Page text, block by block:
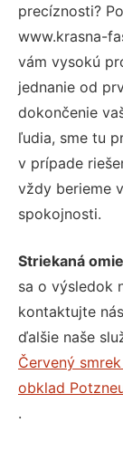
precíznosti?
www.krasna-
vám vysokú
jednanie od
dokončenie
ľudia, sme tu
v prípade
vždy berieme
spokojnosti.
Striekaná
sa o výsledok
kontaktujte
ďalšie naše
Červený
obklad
.